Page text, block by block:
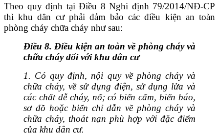
Theo quy định tại Điều 8 Nghi định 79/2014/NĐ-CP
thì khu dân cư phải đảm bảo các điều kiện an toàn
phòng cháy chữa cháy như sau:
Điều 8. Điều kiện an toàn về phòng cháy và
chữa cháy đối với khu dân cư
1. Có quy định, nội quy về phòng cháy và
chữa cháy, về sử dụng điện, sử dụng lửa và
các chất dễ cháy, nổ; có biển cấm, biển báo,
sơ đồ hoặc biển chỉ dẫn về phòng cháy và
chữa cháy, thoát nạn phù hợp với đặc điểm
của khu dân cư.